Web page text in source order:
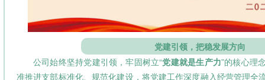
党建引领，把稳发展方向
公司始终坚持党建引领，牢固树立“党建就是生产力”的核心理
准推进支部标准化、规范化建设，将党建工作深度融入经营管理全